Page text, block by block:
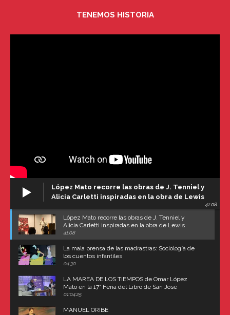
TENEMOS HISTORIA
López Mato recorre las obras de J. Tenniel y
Alicia Carletti inspiradas en la obra de Lewis
41:08
López Mato recorre las obras de J. Tenniel y
Alicia Carletti inspiradas en la obra de Lewis
Carroll
41:08
La mala prensa de las madrastras: Sociología de
los cuentos infantiles
04:30
LA MAREA DE LOS TIEMPOS de Omar López
Mato en la 17° Feria del Libro de San José
(Uruguay)
01:04:25
MANUEL ORIBE